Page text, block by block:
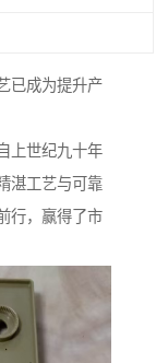
已成为提升产
上世纪九十年
湛工艺与可靠
行，赢得了市